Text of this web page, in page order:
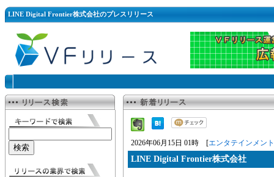
LINE Digital Frontier株式会社のプレスリリース
2026年06月15日 01時 [エンタテインメン
LINE Digital Frontier株式会社